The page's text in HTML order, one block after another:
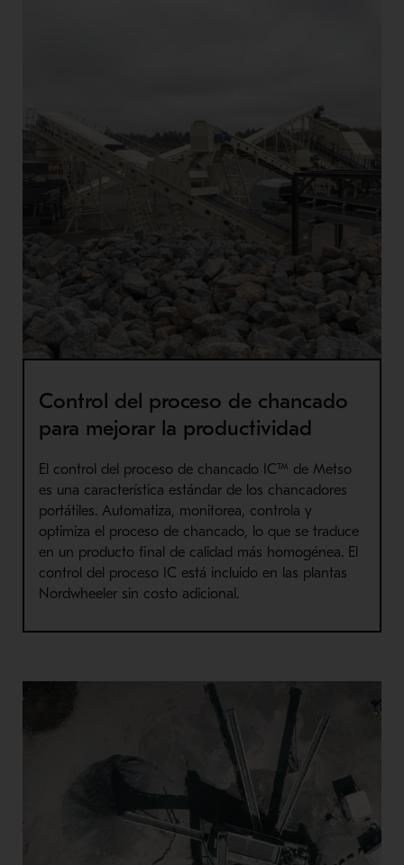
Control del proceso de chancado
para mejorar la productividad
El control del proceso de chancado IC™ de Metso
es una característica estándar de los chancadores
portátiles. Automatiza, monitorea, controla y
optimiza el proceso de chancado, lo que se traduce
en un producto final de calidad más homogénea. El
control del proceso IC está incluido en las plantas
Nordwheeler sin costo adicional.